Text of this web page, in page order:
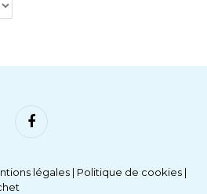
Facebook
légales | Politique de cookies |